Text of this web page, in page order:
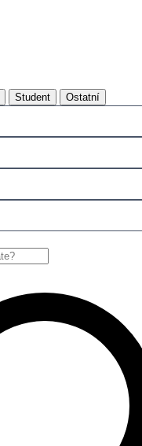
Student Ostatní